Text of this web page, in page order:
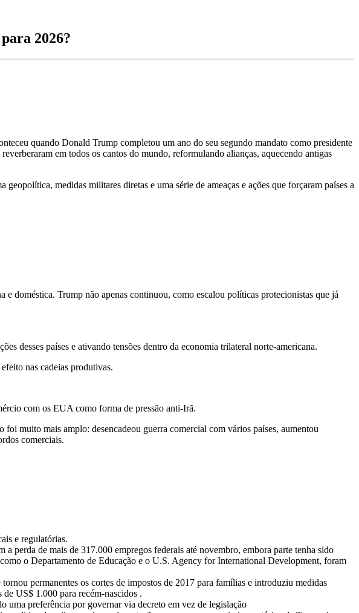
2026?
quando Donald Trump completou um ano do seu segundo mandato como presidente
em todos os cantos do mundo, reformulando alianças, aquecendo antigas
medidas militares diretas e uma série de ameaças e ações que forçaram países a
e doméstica. Trump não apenas continuou, como escalou políticas protecionistas que já
desses países e ativando tensões dentro da economia trilateral norte-americana.
nas cadeias produtivas.
com os EUA como forma de pressão anti-Irã.
muito mais amplo: desencadeou guerra comercial com vários países, aumentou
comerciais.
e regulatórias.
perda de mais de 317.000 empregos federais até novembro, embora parte tenha sido
o Departamento de Educação e o U.S. Agency for International Development, foram
permanentes os cortes de impostos de 2017 para famílias e introduziu medidas
US$ 1.000 para recém-nascidos .
uma preferência por governar via decreto em vez de legislação